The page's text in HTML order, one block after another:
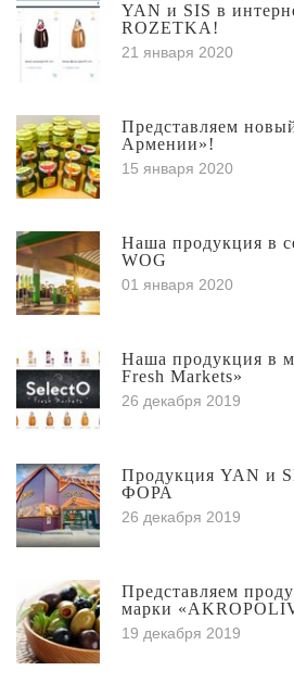
YAN и SIS в
ROZETKA!
21 января 2020
Представляем
Армении»!
15 января 2020
Наша продукция в
WOG
01 января 2020
Наша продукция в
Fresh Markets»
26 декабря 2019
Продукция YAN и
ФОРА
26 декабря 2019
Представляем
марки
19 декабря 2019